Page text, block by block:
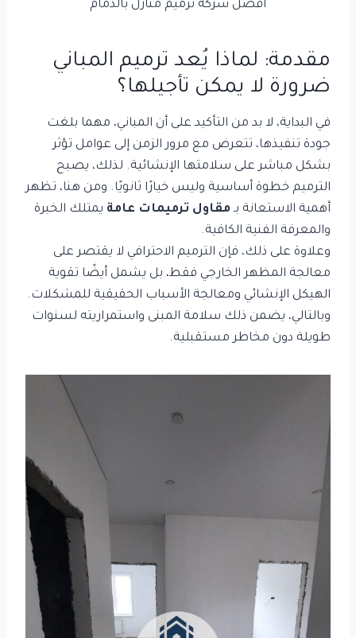
أفضل شركة ترميم منازل بالدمام
مقدمة: لماذا يُعد ترميم المباني
ضرورة لا يمكن تأجيلها؟
في البداية، لا بد من التأكيد على أن المباني، مهما بلغت
جودة تنفيذها، تتعرض مع مرور الزمن إلى عوامل تؤثر
بشكل مباشر على سلامتها الإنشائية. لذلك، يصبح
الترميم خطوة أساسية وليس خيارًا ثانويًا. ومن هنا، تظهر
أهمية الاستعانة بـ مقاول ترميمات عامة يمتلك الخبرة
والمعرفة الفنية الكافية.
وعلاوة على ذلك، فإن الترميم الاحترافي لا يقتصر على
معالجة المظهر الخارجي فقط، بل يشمل أيضًا تقوية
الهيكل الإنشائي ومعالجة الأسباب الحقيقية للمشكلات.
وبالتالي، يضمن ذلك سلامة المبنى واستمراريته لسنوات
طويلة دون مخاطر مستقبلية.